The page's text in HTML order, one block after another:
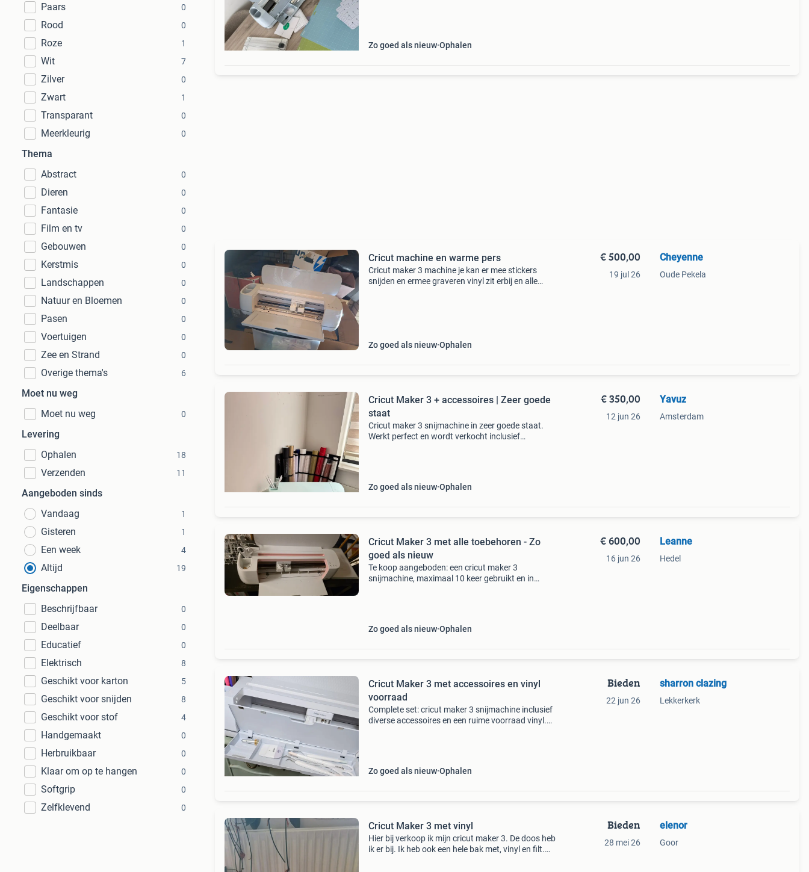
Paars 0
Rood 0
Roze 1
Wit 7
Zilver 0
Zwart 1
Transparant 0
Meerkleurig 0
Thema
Abstract
0
Dieren 0
Fantasie 0
Film en tv 0
Gebouwen 0
Kerstmis 0
Landschappen 0
Natuur en Bloemen 0
Pasen 0
Voertuigen 0
Zee en Strand 0
Overige thema's 6
Moet nu weg
Moet nu weg
0
Levering
Ophalen
18
Verzenden 11
Aangeboden sinds
Vandaag
1
Gisteren 1
Een week 4
Altijd 19
Eigenschappen
Beschrijfbaar
0
Deelbaar 0
Educatief 0
Elektrisch 8
Geschikt voor karton 5
Geschikt voor snijden 8
Geschikt voor stof 4
Handgemaakt 0
Herbruikbaar 0
Klaar om op te hangen 0
Softgrip 0
Zelfklevend 0
Zo goed als nieuw Ophalen
Cricut machine en warme pers
Cricut maker 3 machine je kan er mee stickers
snijden en ermee graveren vinyl zit erbij en alle
Zo goed als nieuw Ophalen
€ 500,00
19 jul 26
Cheyenne
Oude Pekela
Cricut Maker 3 + accessoires | Zeer goede
staat
Cricut maker 3 snijmachine in zeer goede staat.
Werkt perfect en wordt verkocht inclusief
Zo goed als nieuw Ophalen
€ 350,00
12 jun 26
Yavuz
Amsterdam
Cricut Maker 3 met alle toebehoren - Zo
goed als nieuw
Te koop aangeboden: een cricut maker 3
snijmachine, maximaal 10 keer gebruikt en in
Zo goed als nieuw Ophalen
€ 600,00
16 jun 26
Leanne
Hedel
Cricut Maker 3 met accessoires en vinyl
voorraad
Complete set: cricut maker 3 snijmachine inclusief
diverse accessoires en een ruime voorraad vinyl.
Zo goed als nieuw Ophalen
Bieden
22 jun 26
sharron clazing
Lekkerkerk
Cricut Maker 3 met vinyl
Hier bij verkoop ik mijn cricut maker 3. De doos heb
ik er bij. Ik heb ook een hele bak met, vinyl en filt.
Bieden
28 mei 26
elenor
Goor